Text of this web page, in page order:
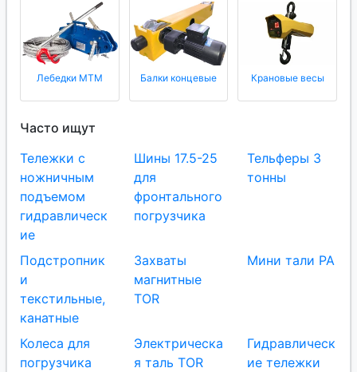
Лебедки МТМ Балки концевые Крановые весы
Часто ищут
Тележки с
ножничным
подъемом
гидравлическ
ие
Шины 17.5-25
для
фронтального
погрузчика
Тельферы 3
тонны
Подстропник
и
текстильные,
канатные
Захваты
магнитные
TOR
Мини тали РА
Колеса для
погрузчика
Электрическа
я таль TOR
Гидравлическ
ие тележки